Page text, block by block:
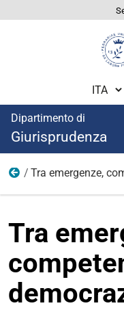
Dipartimento di
Giurisprudenza
Eventi
Tra emergenze,
Tra